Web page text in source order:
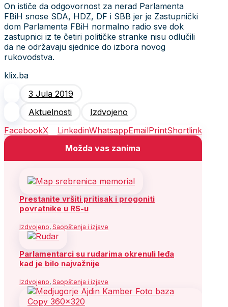
On ističe da odgovornost za nerad Parlamenta
FBiH snose SDA, HDZ, DF i SBB jer je Zastupnički
dom Parlamenta FBiH normalno radio sve dok
zastupnici iz te četiri političke stranke nisu odlučili
da ne održavaju sjednice do izbora novog
rukovodstva.
klix.ba
3 Jula 2019
Aktuelnosti
Izdvojeno
FacebookX LinkedinWhatsappEmailPrintShortlink
Možda vas zanima
Prestanite vršiti pritisak i progoniti
povratnike u RS-u
Izdvojeno, Saopštenja i izjave
Parlamentarci su rudarima okrenuli leđa
kad je bilo najvažnije
Izdvojeno, Saopštenja i izjave